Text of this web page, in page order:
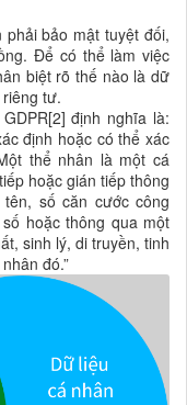
bảo mật tuyệt đối,
Để có thể làm việc
biệt rõ thế nào là dữ
tư.
định nghĩa là:
định hoặc có thể xác
thể nhân là một cá
hoặc gián tiếp thông
số căn cước công
hoặc thông qua một
sinh lý, di truyền, tinh
đó.”